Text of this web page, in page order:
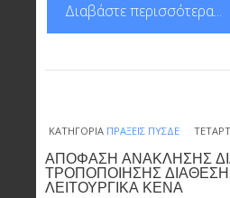
Διαβάστε περισσότερα...
ΚΑΤΗΓΟΡΊΑ ΠΡΆΞΕΙΣ ΠΥΣΔΕ
ΑΠΟΦΑΣΗ ΑΝΑΚΛΗΣΗΣ
ΤΡΟΠΟΠΟΙΗΣΗΣ
ΛΕΙΤΟΥΡΓΙΚΑ ΚΕΝΑ